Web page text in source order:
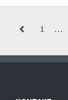
1 …